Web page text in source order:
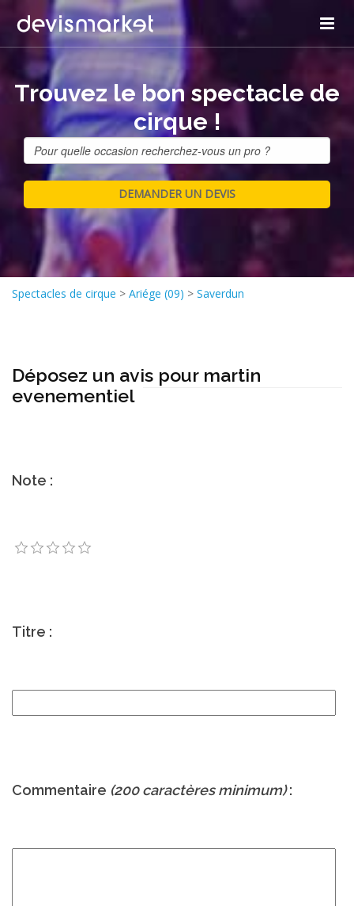
Trouvez le bon spectacle de
cirque !
Spectacles de cirque > Ariége (09) > Saverdun
Déposez un avis pour martin
evenementiel
Note :
Titre :
Commentaire (200 caractères minimum):